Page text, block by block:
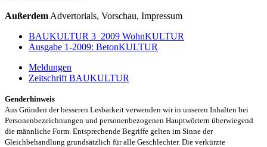
Außerdem Advertorials, Vorschau, Impressum
BAUKULTUR 3_2009 WohnKULTUR
Ausgabe 1-2009: BetonKULTUR
Meldungen
Zeitschrift BAUKULTUR
Genderhinweis
Aus Gründen der besseren Lesbarkeit verwenden wir in unseren Inhalten bei
Personenbezeichnungen und personenbezogenen Hauptwörtern überwiegend
die männliche Form. Entsprechende Begriffe gelten im Sinne der
Gleichbehandlung grundsätzlich für alle Geschlechter. Die verkürzte